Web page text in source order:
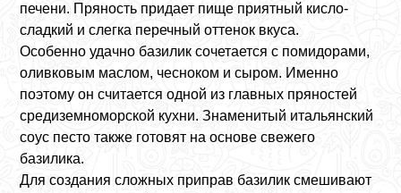
печени. Пряность придает пище приятный кисло-
сладкий и слегка перечный оттенок вкуса.
Особенно удачно базилик сочетается с помидорами,
оливковым маслом, чесноком и сыром. Именно
поэтому он считается одной из главных пряностей
средиземноморской кухни. Знаменитый итальянский
соус песто также готовят на основе свежего
базилика.
Для создания сложных приправ базилик смешивают